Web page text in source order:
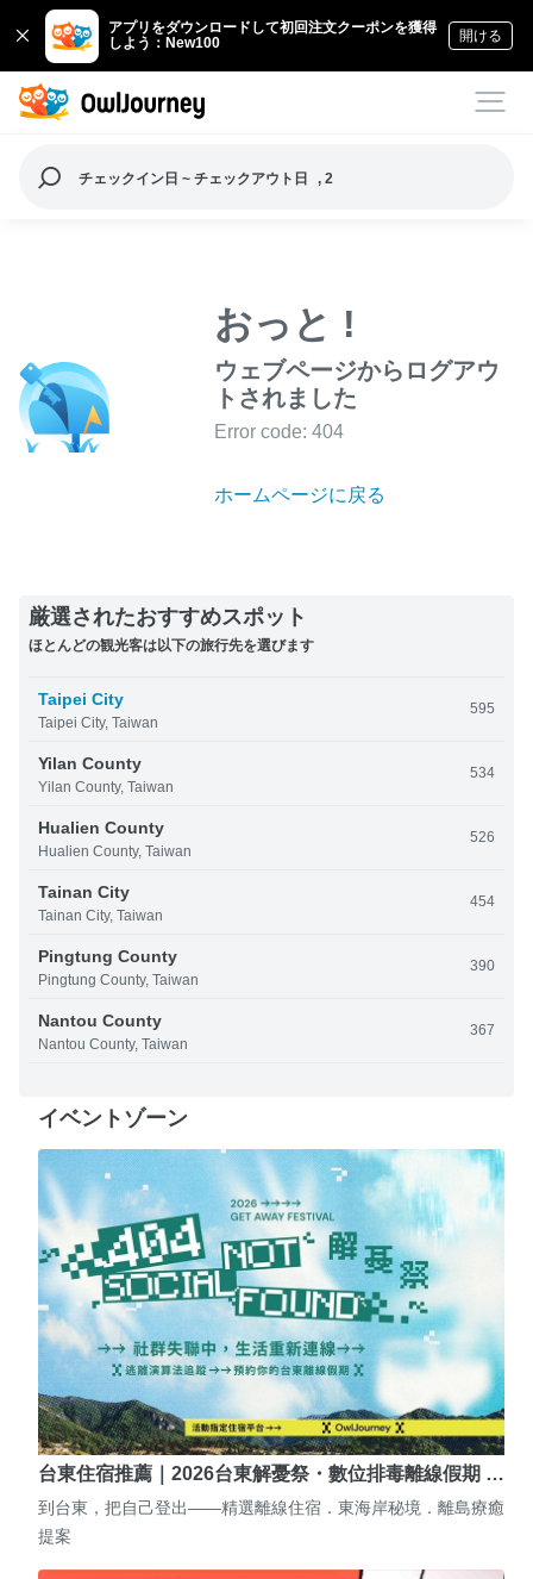
アプリをダウンロードして初回注文クーポンを獲得
しよう：New100
開ける
チェックイン日 ~ チェックアウト日 , 2
おっと !
ウェブページからログアウ
トされました
Error code: 404
ホームページに戻る
厳選されたおすすめスポット
ほとんどの観光客は以下の旅行先を選びます
Taipei City
Taipei City, Taiwan
595
Yilan County
Yilan County, Taiwan
534
Hualien County
Hualien County, Taiwan
526
Tainan City
Tainan City, Taiwan
454
Pingtung County
Pingtung County, Taiwan
390
Nantou County
Nantou County, Taiwan
367
イベントゾーン
台東住宿推薦｜2026台東解憂祭・數位排毒離線假期 …
到台東，把自己登出——精選離線住宿．東海岸秘境．離島療癒
提案